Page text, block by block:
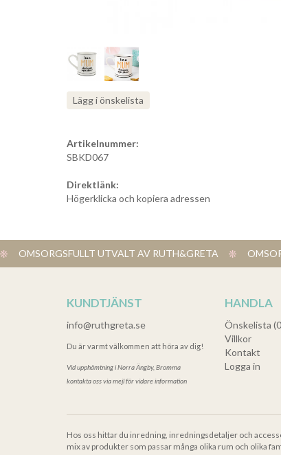
Lägg i önskelista
Artikelnummer:
SBKD067
Direktlänk:
Högerklicka och kopiera adressen
OMSORGSFULLT UTVALT AV RUTH&GRETA
KUNDTJÄNST
info@ruthgreta.se
Du är varmt välkommen att höra av dig!
Vid upphämtning iNorra Ängby, Bromma
kontakta oss via mejl för vidare information
HANDLA
Önskelista
Villkor
Kontakt
Logga in
Hos oss hittar du inredning, inredningsdetaljer och
mix av produkter som passar många olika rum och olika